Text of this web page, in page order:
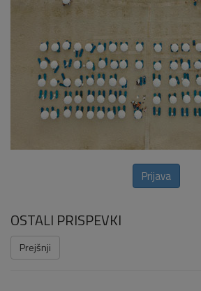
Prijava
OSTALI PRISPEVKI
Prejšnji